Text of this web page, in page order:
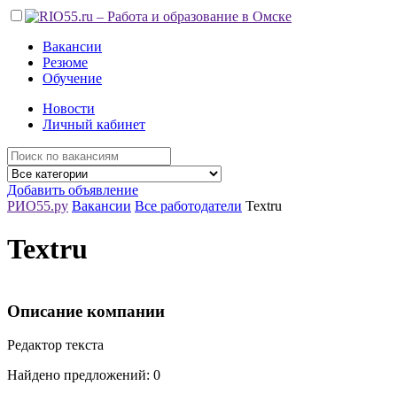
Вакансии
Резюме
Обучение
Новости
Личный кабинет
Добавить объявление
РИО55.ру Вакансии Все работодатели Textru
Textru
Описание компании
Редактор текста
Найдено предложений: 0